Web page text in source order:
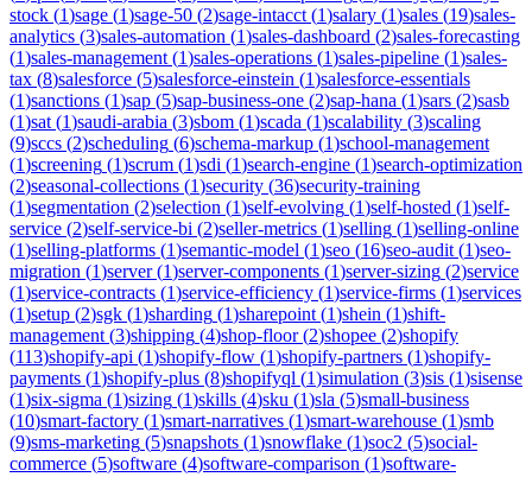
stock (1)sage (1)sage-50 (2)sage-intacct (1)salary (1)sales (19)sales-
analytics (3)sales-automation (1)sales-dashboard (2)sales-forecasting
(1)sales-management (1)sales-operations (1)sales-pipeline (1)sales-
tax (8)salesforce (5)salesforce-einstein (1)salesforce-essentials
(1)sanctions (1)sap (5)sap-business-one (2)sap-hana (1)sars (2)sasb
(1)sat (1)saudi-arabia (3)sbom (1)scada (1)scalability (3)scaling
(9)sccs (2)scheduling (6)schema-markup (1)school-management
(1)screening (1)scrum (1)sdi (1)search-engine (1)search-optimization
(2)seasonal-collections (1)security (36)security-training
(1)segmentation (2)selection (1)self-evolving (1)self-hosted (1)self-
service (2)self-service-bi (2)seller-metrics (1)selling (1)selling-online
(1)selling-platforms (1)semantic-model (1)seo (16)seo-audit (1)seo-
migration (1)server(1)server-components (1)server-sizing (2)service
(1)service-contracts (1)service-efficiency (1)service-firms (1)services
(1)setup (2)sgk (1)sharding (1)sharepoint (1)shein (1)shift-
management (3)shipping (4)shop-floor(2)shopee (2)shopify
(113)shopify-api (1)shopify-flow (1)shopify-partners (1)shopify-
payments (1)shopify-plus (8)shopifyql (1)simulation (3)sis (1)sisense
(1)six-sigma (1)sizing (1)skills (4)sku (1)sla (5)small-business
(10)smart-factory (1)smart-narratives (1)smart-warehouse (1)smb
(9)sms-marketing (5)snapshots (1)snowflake (1)soc2 (5)social-
commerce (5)software (4)software-comparison (1)software-